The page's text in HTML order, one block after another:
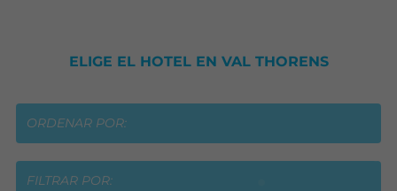
ELIGE EL HOTEL EN VAL THORENS
ORDENAR POR:
FILTRAR POR: